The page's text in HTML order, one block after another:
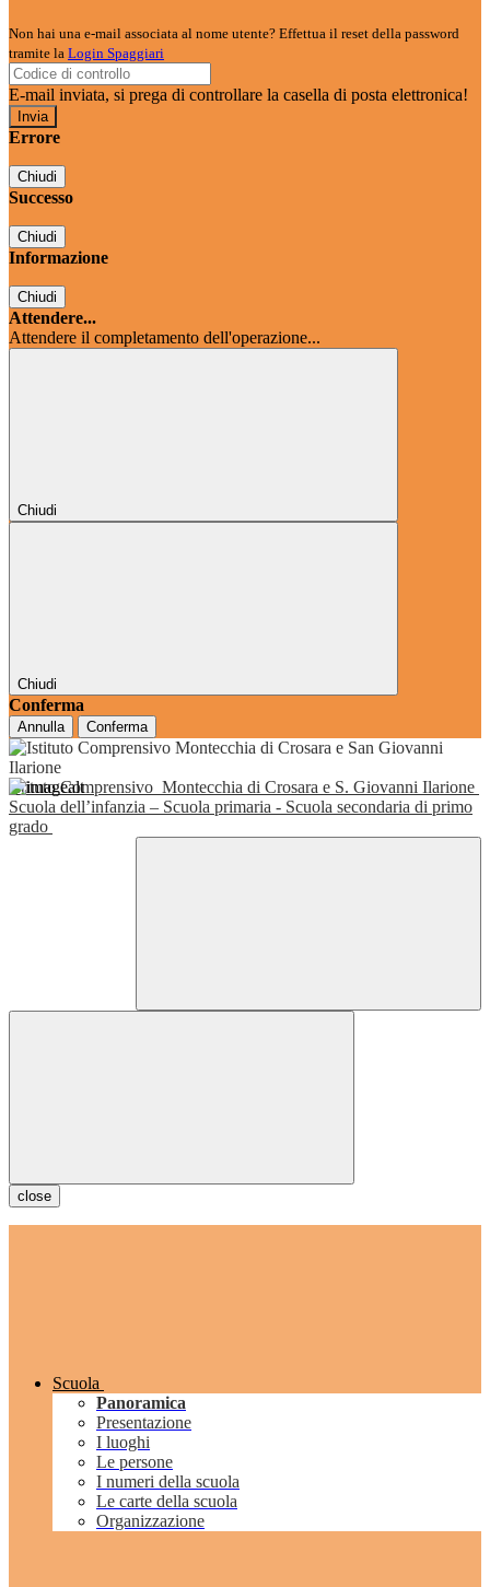
Non hai una e-mail associata al nome utente? Effettua il reset della password
tramite la Login Spaggiari
E-mail inviata, si prega di controllare la casella di posta elettronica!
Errore
Chiudi
Successo
Chiudi
Informazione
Chiudi
Attendere...
Attendere il completamento dell'operazione...
Chiudi
Chiudi
Conferma
Annulla Conferma
Istituto Comprensivo Montecchia di Crosara e S. Giovanni Ilarione
Scuola dell’infanzia – Scuola primaria - Scuola secondaria di primo
grado
close
Scuola
Panoramica
Presentazione
I luoghi
Le persone
I numeri della scuola
Le carte della scuola
Organizzazione